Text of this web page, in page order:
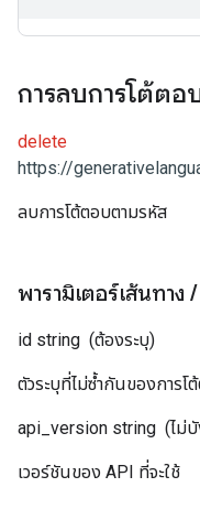
การลบการโต้ตอ
delete
https://
ลบการโต้ตอบตามรหัส
พารามิเตอร์เส้นทาง /
id string (ต้องระบุ)
ตัวระบุที่ไม่ซ้ำกันของการโ
api_version string (ไม่
เวอร์ชันของ API ที่จะใช้